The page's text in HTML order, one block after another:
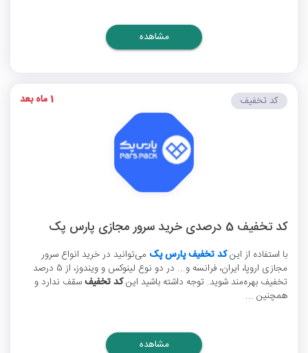
مشاهده
کد تخفیف 5 درصدی خرید سرور مجازی پارس پک
با استفاده از اینکد تخفیف پارس پک می‌توانید در خرید انواع سرور
مجازی اروپا، ایران، فرانسه و... در دو نوع لینوکس و ویندوز، از 5 درصد
تخفیف بهره‌مند شوید. توجه داشته باشید اینکد تخفیفسقف ندارد و
همچنین ...
کد تخفیف 1 ماه بعد
مشاهده